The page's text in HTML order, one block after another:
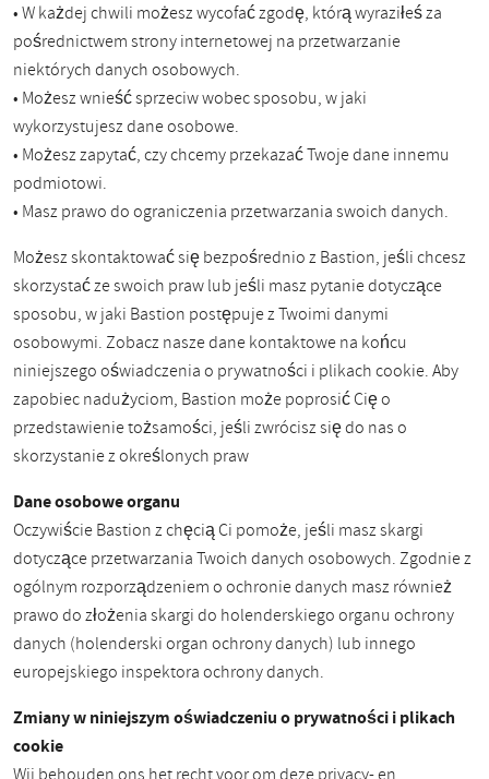
• W każdej chwili możesz wycofać zgodę, którą wyraziłeś za
pośrednictwem strony internetowej na przetwarzanie
niektórych danych osobowych.
• Możesz wnieść sprzeciw wobec sposobu, w jaki
wykorzystujesz dane osobowe.
• Możesz zapytać, czy chcemy przekazać Twoje dane innemu
podmiotowi.
• Masz prawo do ograniczenia przetwarzania swoich danych.
Możesz skontaktować się bezpośrednio z Bastion, jeśli chcesz
skorzystać ze swoich praw lub jeśli masz pytanie dotyczące
sposobu, w jaki Bastion postępuje z Twoimi danymi
osobowymi. Zobacz nasze dane kontaktowe na końcu
niniejszego oświadczenia o prywatności i plikach cookie. Aby
zapobiec nadużyciom, Bastion może poprosić Cię o
przedstawienie tożsamości, jeśli zwrócisz się do nas o
skorzystanie z określonych praw
Dane osobowe organu
Oczywiście Bastion z chęcią Ci pomoże, jeśli masz skargi
dotyczące przetwarzania Twoich danych osobowych. Zgodnie z
ogólnym rozporządzeniem o ochronie danych masz również
prawo do złożenia skargi do holenderskiego organu ochrony
danych (holenderski organ ochrony danych) lub innego
europejskiego inspektora ochrony danych.
Zmiany w niniejszym oświadczeniu o prywatności i plikach
cookie